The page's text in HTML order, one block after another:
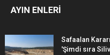
AYIN ENLERİ
Safaalan
'Şimdi sıra